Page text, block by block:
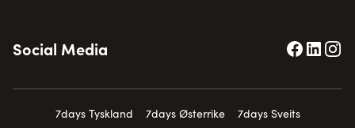
Social Media
7days Tyskland 7days Østerrike
7days Sveits